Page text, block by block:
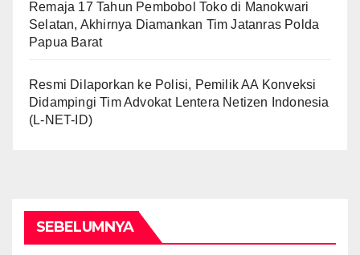
Remaja 17 Tahun Pembobol Toko di Manokwari
Selatan, Akhirnya Diamankan Tim Jatanras Polda
Papua Barat
Resmi Dilaporkan ke Polisi, Pemilik AA Konveksi
Didampingi Tim Advokat Lentera Netizen Indonesia
(L-NET-ID)
SEBELUMNYA